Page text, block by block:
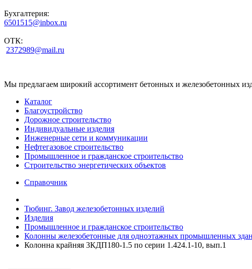
Бухгалтерия:
6501515@inbox.ru
ОТК:
2372989@mail.ru
Мы предлагаем широкий ассортимент бетонных и железобетонных
Каталог
Благоустройство
Дорожное строительство
Индивидуальные изделия
Инженерные сети и коммуникации
Нефтегазовое строительство
Промышленное и гражданское строительство
Строительство энергетических объектов
Справочник
Тюбинг. Завод железобетонных изделий
Изделия
Промышленное и гражданское строительство
Колонны железобетонные для одноэтажных промышленных
Колонна крайняя 3КДП180-1.5 по серии 1.424.1-10, вып.1